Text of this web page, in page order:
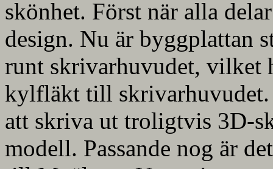
skönhet. Först när alla
design. Nu är byggplattan
runt skrivarhuvudet, vilket
kylfläkt till skrivarhuvudet.
att skriva ut troligtvis 3D-
modell. Passande nog är